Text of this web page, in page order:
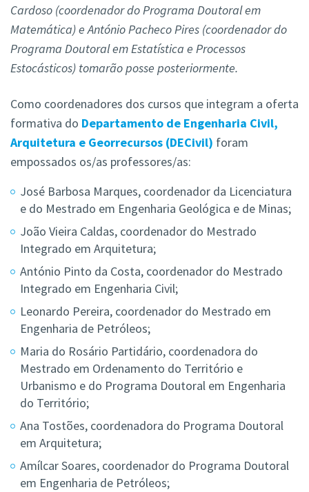
Cardoso (coordenador do Programa Doutoral em
Matemática) e António Pacheco Pires (coordenador do
Programa Doutoral em Estatística e Processos
Estocásticos) tomarão posse posteriormente.
Como coordenadores dos cursos que integram a oferta
formativa do Departamento de Engenharia Civil,
Arquitetura e Georrecursos (DECivil) foram
empossados os/as professores/as:
José Barbosa Marques, coordenador da Licenciatura
e do Mestrado em Engenharia Geológica e de Minas;
João Vieira Caldas, coordenador do Mestrado
Integrado em Arquitetura;
António Pinto da Costa, coordenador do Mestrado
Integrado em Engenharia Civil;
Leonardo Pereira, coordenador do Mestrado em
Engenharia de Petróleos;
Maria do Rosário Partidário, coordenadora do
Mestrado em Ordenamento do Território e
Urbanismo e do Programa Doutoral em Engenharia
do Território;
Ana Tostões, coordenadora do Programa Doutoral
em Arquitetura;
Amílcar Soares, coordenador do Programa Doutoral
em Engenharia de Petróleos;